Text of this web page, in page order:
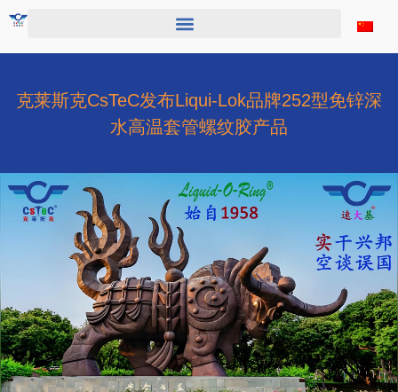
克莱斯克CsTeC发布Liqui-Lok品牌252型免锌深
水高温套管螺纹胶产品